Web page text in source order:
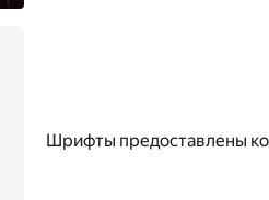
Шрифты предоставлены